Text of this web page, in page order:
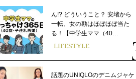
ん!? どういうこと？ 安堵から
一転、女の勘はほぼほぼ当た
る！【中学生ママ（40…
LIFESTYLE
話題のUNIQLOのデニムジャケ